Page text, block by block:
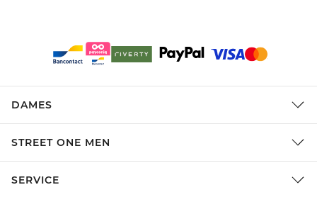
DAMES
STREET ONE MEN
SERVICE